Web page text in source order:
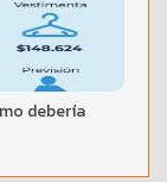
debería